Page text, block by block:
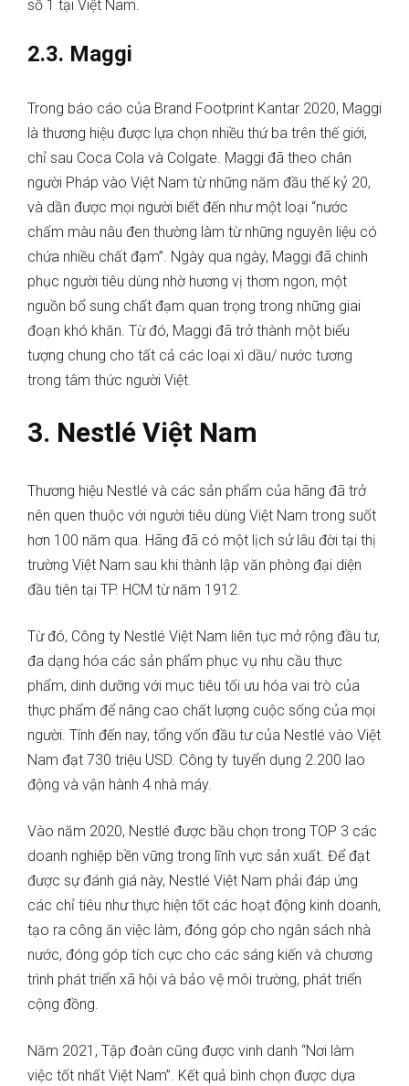
số 1 tại Việt Nam.
2.3. Maggi
Trong báo cáo của Brand Footprint Kantar 2020, Maggi
là thương hiệu được lựa chọn nhiều thứ ba trên thế giới,
chỉ sau Coca Cola và Colgate. Maggi đã theo chân
người Pháp vào Việt Nam từ những năm đầu thế kỷ 20,
và dần được mọi người biết đến như một loại “nước
chấm màu nâu đen thường làm từ những nguyên liệu có
chứa nhiều chất đạm”. Ngày qua ngày, Maggi đã chinh
phục người tiêu dùng nhờ hương vị thơm ngon, một
nguồn bổ sung chất đạm quan trọng trong những giai
đoạn khó khăn. Từ đó, Maggi đã trở thành một biểu
tượng chung cho tất cả các loại xì dầu/ nước tương
trong tâm thức người Việt.
3. Nestlé Việt Nam
Thương hiệu Nestlé và các sản phẩm của hãng đã trở
nên quen thuộc với người tiêu dùng Việt Nam trong suốt
hơn 100 năm qua. Hãng đã có một lịch sử lâu đời tại thị
trường Việt Nam sau khi thành lập văn phòng đại diện
đầu tiên tại TP. HCM từ năm 1912.
Từ đó, Công ty Nestlé Việt Nam liên tục mở rộng đầu tư,
đa dạng hóa các sản phẩm phục vụ nhu cầu thực
phẩm, dinh dưỡng với mục tiêu tối ưu hóa vai trò của
thực phẩm để nâng cao chất lượng cuộc sống của mọi
người. Tính đến nay, tổng vốn đầu tư của Nestlé vào Việt
Nam đạt 730 triệu USD. Công ty tuyển dụng 2.200 lao
động và vận hành 4 nhà máy.
Vào năm 2020, Nestlé được bầu chọn trong TOP 3 các
doanh nghiệp bền vững trong lĩnh vực sản xuất. Để đạt
được sự đánh giá này, Nestlé Việt Nam phải đáp ứng
các chỉ tiêu như thực hiện tốt các hoạt động kinh doanh,
tạo ra công ăn việc làm, đóng góp cho ngân sách nhà
nước, đóng góp tích cực cho các sáng kiến và chương
trình phát triển xã hội và bảo vệ môi trường, phát triển
cộng đồng.
Năm 2021, Tập đoàn cũng được vinh danh “Nơi làm
việc tốt nhất Việt Nam”. Kết quả bình chọn được dựa